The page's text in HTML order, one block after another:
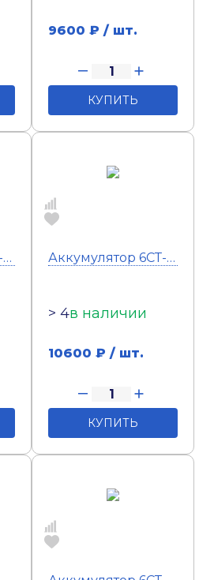
9600 ₽ / шт.
КУПИТЬ
Аккумулятор 6СТ-100 Тюмень Standard (кл) (п.п) Аккумулятор 6СТ-100 Тюмень Standard (кл) (о.п)
> 4в наличии
10600 ₽ / шт.
КУПИТЬ